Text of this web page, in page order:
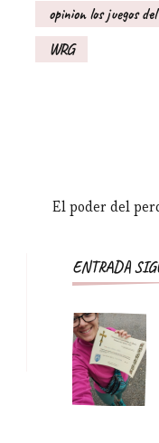
opinion los juegos
WRG
El poder del
ENTRADA